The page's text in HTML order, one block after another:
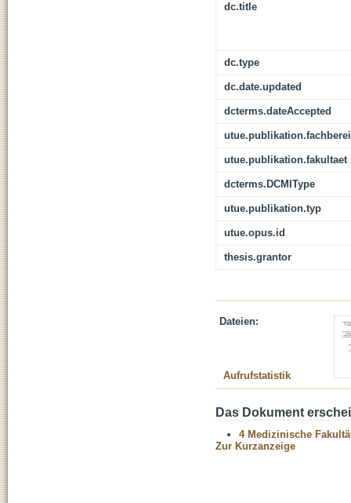
dc.title
dc.type
dc.date.updated
dcterms.dateAccepted
utue.publikation.fakultaet
dcterms.DCMIType
utue.publikation.typ
utue.opus.id
thesis.grantor
Dateien:
Aufrufstatistik
Das Dokument
4 Medizinische
Zur Kurzanzeige